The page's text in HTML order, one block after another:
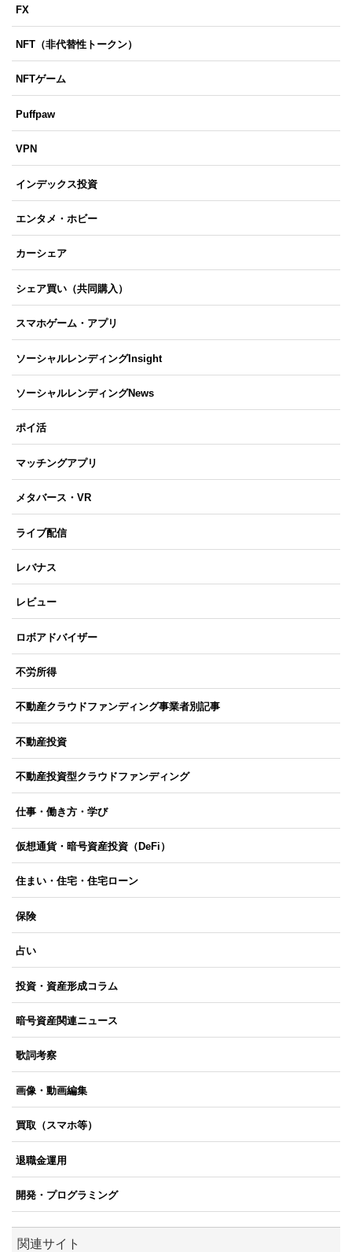
FX
NFT（非代替性トークン）
NFTゲーム
Puffpaw
VPN
インデックス投資
エンタメ・ホビー
カーシェア
シェア買い（共同購入）
スマホゲーム・アプリ
ソーシャルレンディングInsight
ソーシャルレンディングNews
ポイ活
マッチングアプリ
メタバース・VR
ライブ配信
レバナス
レビュー
ロボアドバイザー
不労所得
不動産クラウドファンディング事業者別記事
不動産投資
不動産投資型クラウドファンディング
仕事・働き方・学び
仮想通貨・暗号資産投資（DeFi）
住まい・住宅・住宅ローン
保険
占い
投資・資産形成コラム
暗号資産関連ニュース
歌詞考察
画像・動画編集
買取（スマホ等）
退職金運用
開発・プログラミング
関連サイト